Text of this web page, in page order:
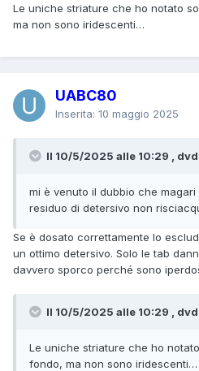
Le uniche striature che ho notato
ma non sono iridescenti…
UABC80
Inserita: 10 maggio 2025
Il 10/5/2025 alle 10:29 ,
mi è venuto il dubbio che
residuo di detersivo non
Se è dosato correttamente lo
un ottimo detersivo. Solo le tab
davvero sporco perché sono
Il 10/5/2025 alle 10:29 ,
Le uniche striature che ho
fondo, ma non sono iridescenti…